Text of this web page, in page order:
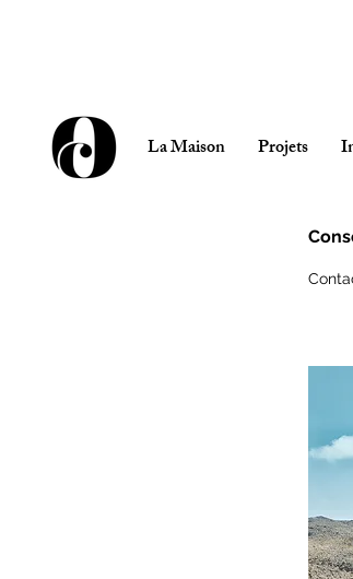
La Maison Projets